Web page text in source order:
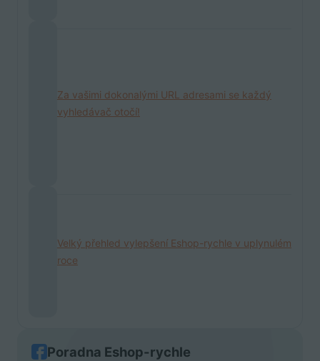
Za vašimi dokonalými URL adresami se každý
vyhledávač otočí!
Velký přehled vylepšení Eshop-rychle v uplynulém
roce
Poradna Eshop-rychle